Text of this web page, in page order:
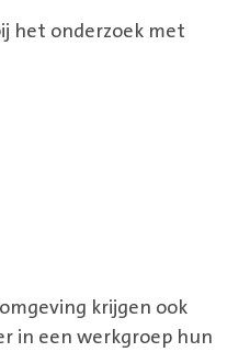
het onderzoek met
krijgen ook
in een werkgroep hun